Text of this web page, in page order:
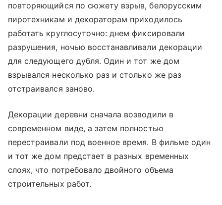
повторяющийся по сюжету взрыв, белорусским
пиротехникам и декораторам приходилось
работать круглосуточно: днем фиксировали
разрушения, ночью восстанавливали декорации
для следующего дубля. Один и тот же дом
взрывался несколько раз и столько же раз
отстраивался заново.
Декорации деревни сначала возводили в
современном виде, а затем полностью
перестраивали под военное время. В фильме один
и тот же дом предстает в разных временных
слоях, что потребовало двойного объема
строительных работ.